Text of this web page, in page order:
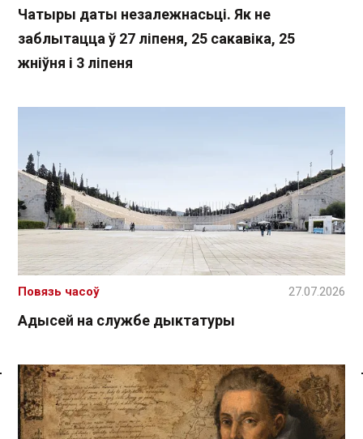
Спасылка без VPN
Чатыры даты незалежнасьці. Як не
заблытацца ў 27 ліпеня, 25 сакавіка, 25
жніўня і 3 ліпеня
Адысей на службе дыктатуры
Повязь часоў 27.07.2026